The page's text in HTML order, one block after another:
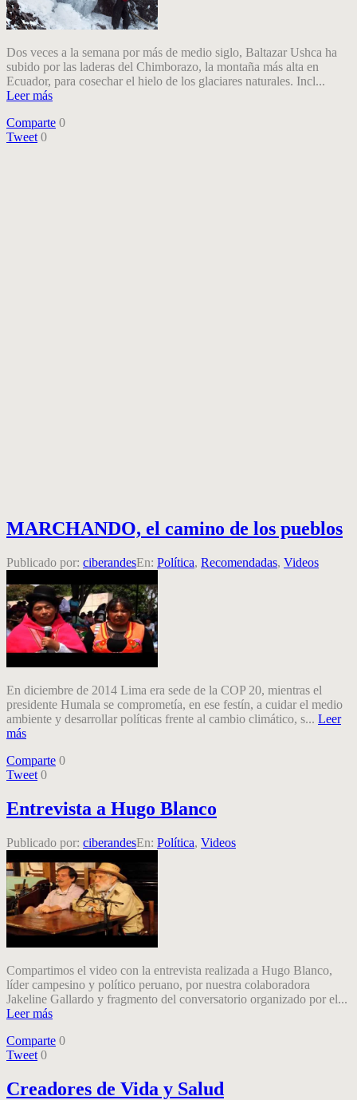
Dos veces a la semana por más de medio siglo, Baltazar Ushca ha
subido por las laderas del Chimborazo, la montaña más alta en
Ecuador, para cosechar el hielo de los glaciares naturales. Incl...
Leer más
Comparte 0
Tweet 0
MARCHANDO, el camino de los pueblos
Publicado por: ciberandesEn: Política, Recomendadas, Videos
En diciembre de 2014 Lima era sede de la COP 20, mientras el
presidente Humala se comprometía, en ese festín, a cuidar el medio
ambiente y desarrollar políticas frente al cambio climático, s... Leer
más
Comparte 0
Tweet 0
Entrevista a Hugo Blanco
Publicado por: ciberandesEn: Política, Videos
Compartimos el video con la entrevista realizada a Hugo Blanco,
líder campesino y político peruano, por nuestra colaboradora
Jakeline Gallardo y fragmento del conversatorio organizado por el...
Leer más
Comparte 0
Tweet 0
Creadores de Vida y Salud